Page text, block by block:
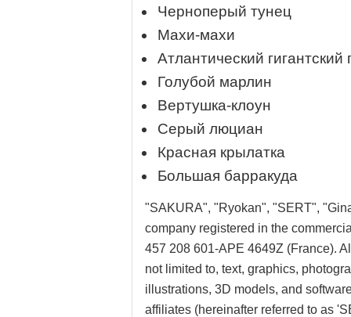
Черноперый тунец
Махи-махи
Атлантический гигантский
Голубой марлин
Вертушка-клоун
Серый люциан
Красная крылатка
Большая барракуда
"SAKURA", "Ryokan", "SERT",
company registered in the
457 208 601-APE 4649Z (France).
not limited to, text, graphics,
illustrations, 3D models, and
affiliates (hereinafter referred to as